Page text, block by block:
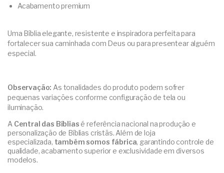
Acabamento premium
Uma Bíblia elegante, resistente e inspiradora perfeita para
fortalecer sua caminhada com Deus ou para presentear alguém
especial.
Observação: As tonalidades do produto podem sofrer
pequenas variações conforme configuração de tela ou
iluminação.
A Central das Bíblias é referência nacional na produção e
personalização de Bíblias cristãs. Além de loja
especializada, também somos fábrica, garantindo controle de
qualidade, acabamento superior e exclusividade em diversos
modelos.